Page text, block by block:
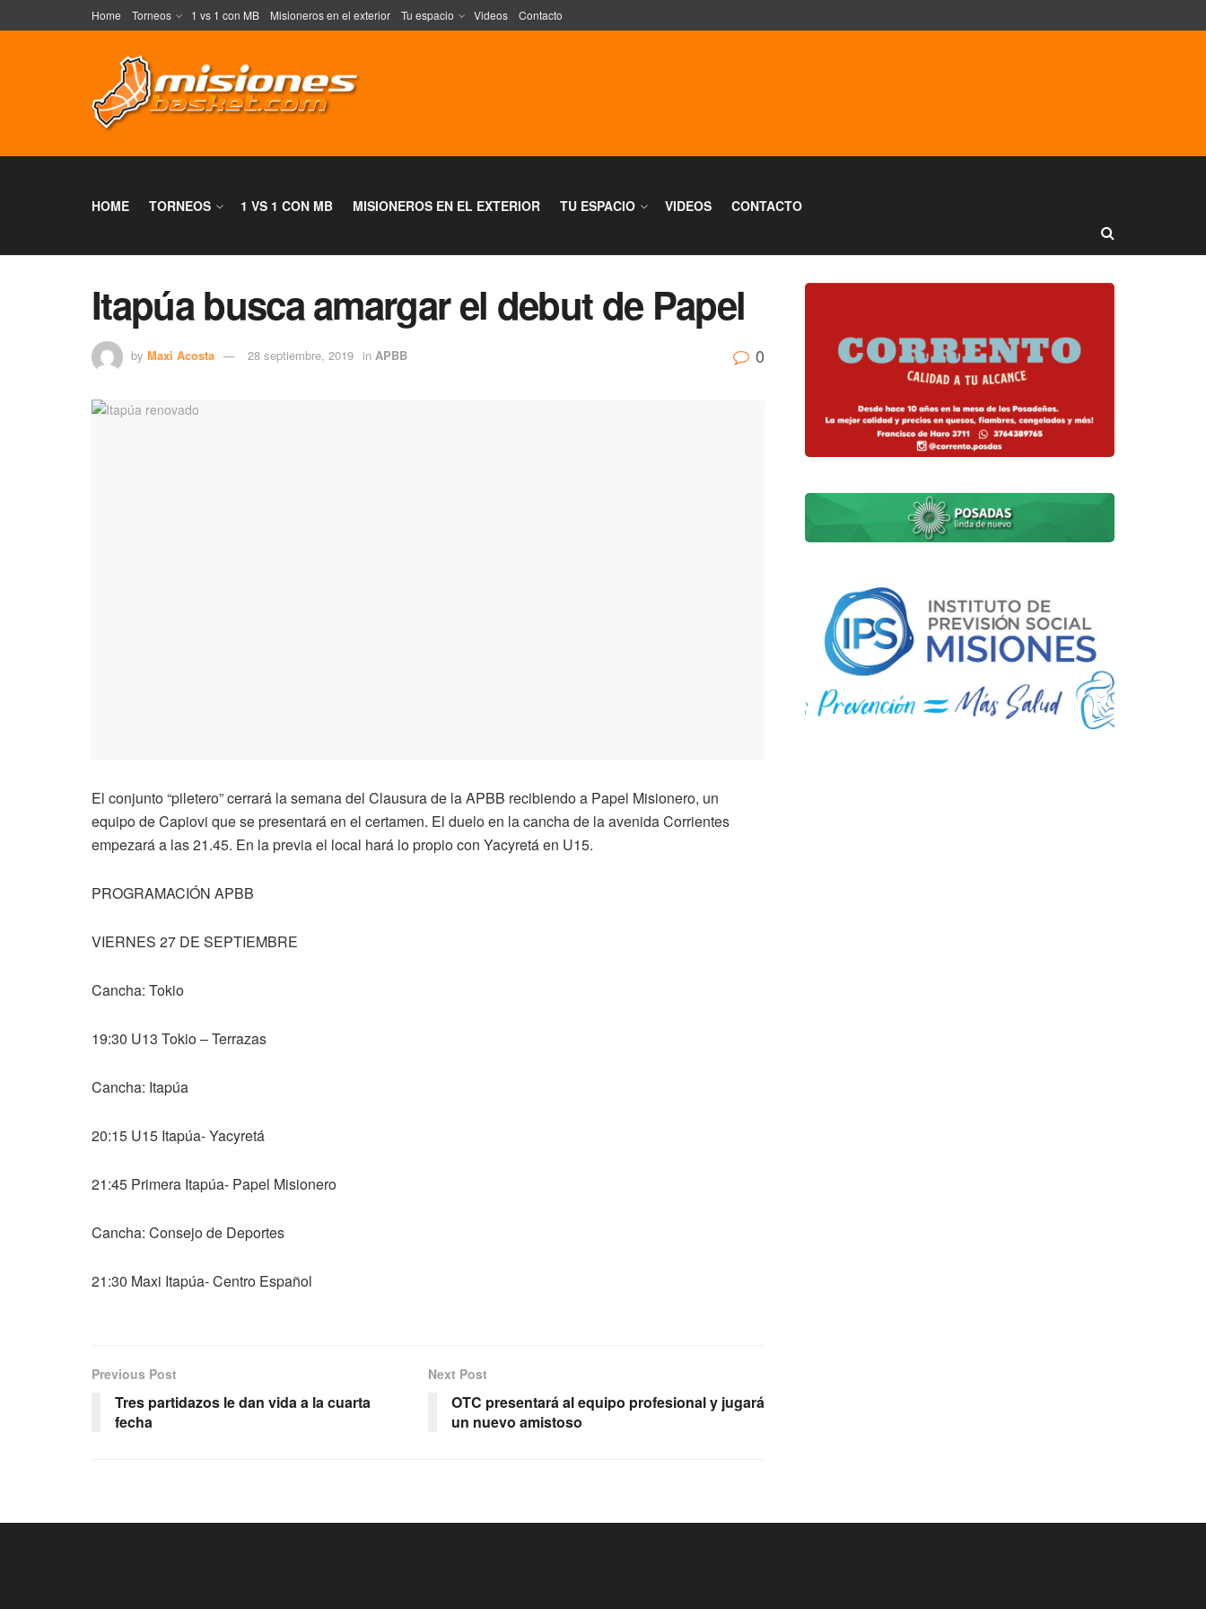
Home Torneos 1 vs 1 con MB Misioneros en el exterior Tu espacio Videos Contacto
HOME TORNEOS 1 VS 1 CON MB MISIONEROS EN EL EXTERIOR TU ESPACIO VIDEOS CONTACTO
Itapúa busca amargar el debut de Papel
by Maxi Acosta 28 septiembre, 2019 in APBB 0
El conjunto “piletero” cerrará la semana del Clausura de la APBB recibiendo a Papel Misionero, un
equipo de Capiovi que se presentará en el certamen. El duelo en la cancha de la avenida Corrientes
empezará a las 21.45. En la previa el local hará lo propio con Yacyretá en U15.
PROGRAMACIÓN APBB
VIERNES 27 DE SEPTIEMBRE
Cancha: Tokio
19:30 U13 Tokio – Terrazas
Cancha: Itapúa
20:15 U15 Itapúa- Yacyretá
21:45 Primera Itapúa- Papel Misionero
Cancha: Consejo de Deportes
21:30 Maxi Itapúa- Centro Español
Previous Post
Tres partidazos le dan vida a la cuarta
fecha
Next Post
OTC presentará al equipo profesional y jugará
un nuevo amistoso